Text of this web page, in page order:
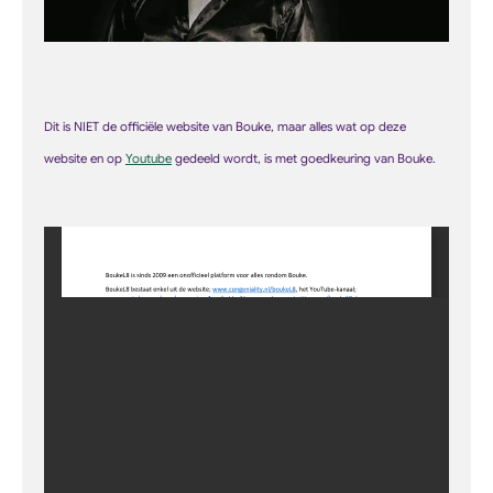
Dit is NIET de officiële website van Bouke, maar alles wat op deze
website en op Youtube gedeeld wordt, is met goedkeuring van Bouke.